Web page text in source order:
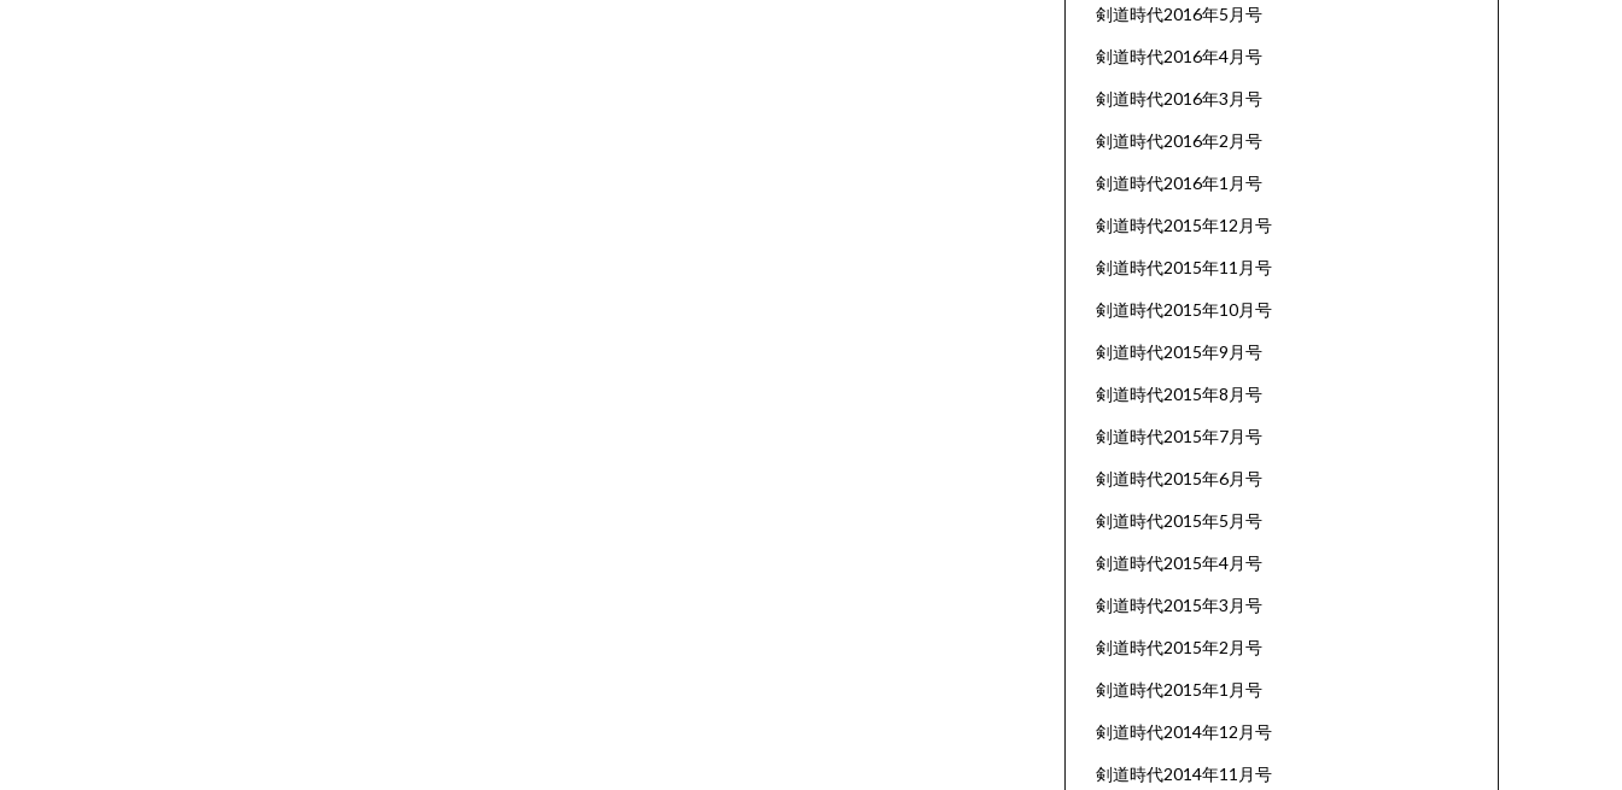
剣道時代2016年5月号
剣道時代2016年4月号
剣道時代2016年3月号
剣道時代2016年2月号
剣道時代2016年1月号
剣道時代2015年12月号
剣道時代2015年11月号
剣道時代2015年10月号
剣道時代2015年9月号
剣道時代2015年8月号
剣道時代2015年7月号
剣道時代2015年6月号
剣道時代2015年5月号
剣道時代2015年4月号
剣道時代2015年3月号
剣道時代2015年2月号
剣道時代2015年1月号
剣道時代2014年12月号
剣道時代2014年11月号